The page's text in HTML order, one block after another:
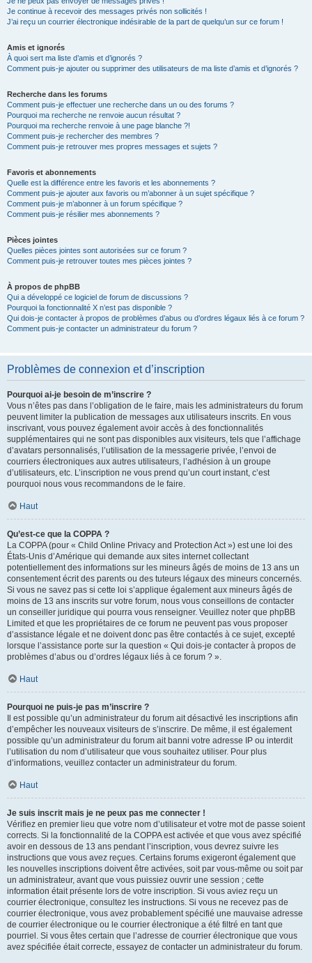
Je continue à recevoir des messages privés non sollicités !
J’ai reçu un courrier électronique indésirable de la part de quelqu’un sur ce forum !
Amis et ignorés
À quoi sert ma liste d’amis et d’ignorés ?
Comment puis-je ajouter ou supprimer des utilisateurs de ma liste d’amis et d’ignorés ?
Recherche dans les forums
Comment puis-je effectuer une recherche dans un ou des forums ?
Pourquoi ma recherche ne renvoie aucun résultat ?
Pourquoi ma recherche renvoie à une page blanche ?!
Comment puis-je rechercher des membres ?
Comment puis-je retrouver mes propres messages et sujets ?
Favoris et abonnements
Quelle est la différence entre les favoris et les abonnements ?
Comment puis-je ajouter aux favoris ou m’abonner à un sujet spécifique ?
Comment puis-je m’abonner à un forum spécifique ?
Comment puis-je résilier mes abonnements ?
Pièces jointes
Quelles pièces jointes sont autorisées sur ce forum ?
Comment puis-je retrouver toutes mes pièces jointes ?
À propos de phpBB
Qui a développé ce logiciel de forum de discussions ?
Pourquoi la fonctionnalité X n’est pas disponible ?
Qui dois-je contacter à propos de problèmes d’abus ou d’ordres légaux liés à ce forum ?
Comment puis-je contacter un administrateur du forum ?
Problèmes de connexion et d’inscription
Pourquoi ai-je besoin de m’inscrire ?
Vous n’êtes pas dans l’obligation de le faire, mais les administrateurs du forum
peuvent limiter la publication de messages aux utilisateurs inscrits. En vous
inscrivant, vous pouvez également avoir accès à des fonctionnalités
supplémentaires qui ne sont pas disponibles aux visiteurs, tels que l’affichage
d’avatars personnalisés, l’utilisation de la messagerie privée, l’envoi de
courriers électroniques aux autres utilisateurs, l’adhésion à un groupe
d’utilisateurs, etc. L’inscription ne vous prend qu’un court instant, c’est
pourquoi nous vous recommandons de le faire.
Haut
Qu’est-ce que la COPPA ?
La COPPA (pour « Child Online Privacy and Protection Act ») est une loi des
États-Unis d’Amérique qui demande aux sites internet collectant
potentiellement des informations sur les mineurs âgés de moins de 13 ans un
consentement écrit des parents ou des tuteurs légaux des mineurs concernés.
Si vous ne savez pas si cette loi s’applique également aux mineurs âgés de
moins de 13 ans inscrits sur votre forum, nous vous conseillons de contacter
un conseiller juridique qui pourra vous renseigner. Veuillez noter que phpBB
Limited et que les propriétaires de ce forum ne peuvent pas vous proposer
d’assistance légale et ne doivent donc pas être contactés à ce sujet, excepté
lorsque l’assistance porte sur la question « Qui dois-je contacter à propos de
problèmes d’abus ou d’ordres légaux liés à ce forum ? ».
Haut
Pourquoi ne puis-je pas m’inscrire ?
Il est possible qu’un administrateur du forum ait désactivé les inscriptions afin
d’empêcher les nouveaux visiteurs de s’inscrire. De même, il est également
possible qu’un administrateur du forum ait banni votre adresse IP ou interdit
l’utilisation du nom d’utilisateur que vous souhaitez utiliser. Pour plus
d’informations, veuillez contacter un administrateur du forum.
Haut
Je suis inscrit mais je ne peux pas me connecter !
Vérifiez en premier lieu que votre nom d’utilisateur et votre mot de passe soient
corrects. Si la fonctionnalité de la COPPA est activée et que vous avez spécifié
avoir en dessous de 13 ans pendant l’inscription, vous devrez suivre les
instructions que vous avez reçues. Certains forums exigeront également que
les nouvelles inscriptions doivent être activées, soit par vous-même ou soit par
un administrateur, avant que vous puissiez ouvrir une session ; cette
information était présente lors de votre inscription. Si vous aviez reçu un
courrier électronique, consultez les instructions. Si vous ne recevez pas de
courrier électronique, vous avez probablement spécifié une mauvaise adresse
de courrier électronique ou le courrier électronique a été filtré en tant que
pourriel. Si vous êtes certain que l’adresse de courrier électronique que vous
avez spécifiée était correcte, essayez de contacter un administrateur du forum.